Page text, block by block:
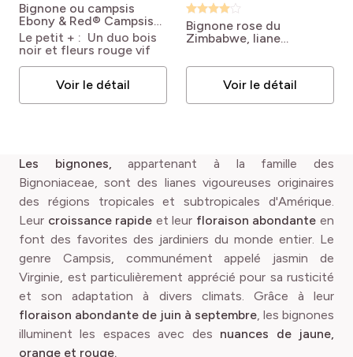
Bignone ou campsis
Ebony & Red® Campsis
radicans x grandiflora
'Mincamroug 13'
Ebony & Red®
Le petit + : Un duo bois
noir et fleurs rouge vif
Voir le détail
Bignone rose du
Zimbabwe, liane
brycei Podranea brycei
Voir le détail
Les bignones, appartenant à la famille des
Bignoniaceae, sont des lianes vigoureuses originaires
des régions tropicales et subtropicales d'Amérique.
Leur croissance rapide et leur floraison abondante en
font des favorites des jardiniers du monde entier. Le
genre Campsis, communément appelé jasmin de
Virginie, est particulièrement apprécié pour sa rusticité
et son adaptation à divers climats. Grâce à leur
floraison abondante de juin à septembre, les bignones
illuminent les espaces avec des nuances de jaune,
orange et rouge.